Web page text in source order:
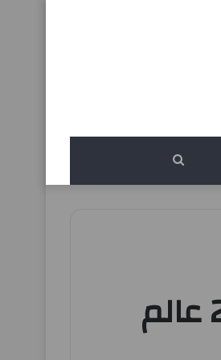
بحث
عروض لولو الشرقية اليوم 26 يونيو حتى 5 يوليو 2025 عالم